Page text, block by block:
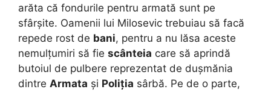
arăta că fondurile pentru armată sunt pe
sfârșite. Oamenii lui Milosevic trebuiau să facă
repede rost de bani, pentru a nu lăsa aceste
nemulțumiri să fie scânteia care să aprindă
butoiul de pulbere reprezentat de dușmănia
dintre Armata și Poliția sârbă. Pe de o parte,